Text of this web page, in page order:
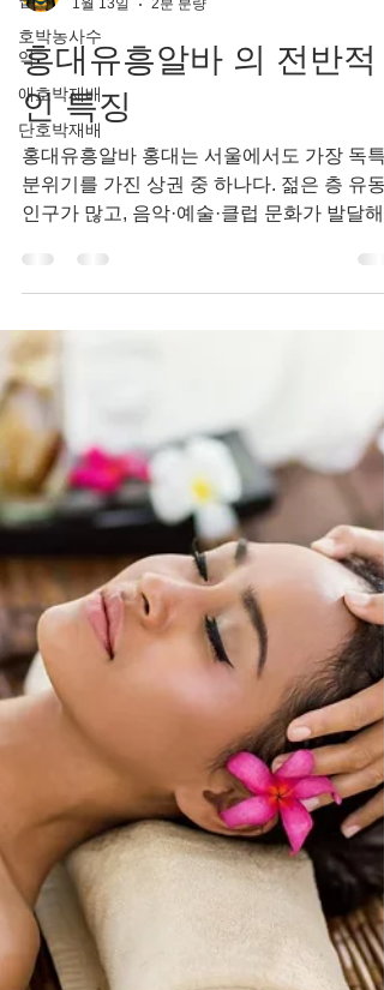
호박농사수
익
애호박재배
단호박재배
1월 13일
홍대유흥알바 의 전반적
인 특징
홍대유흥알바 홍대는 서울에서도 가장 독특한
분위기를 가진 상권 중 하나다. 젊은 층 유동
격을 지니며, 홍대유흥알바 “자유로운 분위
기”, “젊은 손님층”, “변동성 있는 수입”이라는
키워드로 자주 설명된다. 홍대 유흥알바가
떤 특징을 가지고 있는지, 실제로 어떤 사람
게 맞는 선택인지 차근차근 살펴보자. 홍대
흥알바 구인구직 홍대 유흥알바의 전반적인
특징 홍대 유흥알바는 전통적인 유흥 상권과
는 다소 다른 분위기에서 이루어진다. 직장
중심의 상권이라기보다 20~30대 젊은 손님,
친구 모임, 외국인 손님 비중이 높은 편이다.
이로 인해 업소 콘셉트도 비교적 캐주얼하고
자유로운 곳이 많으며, 딱딱한 분위기보다는
편안한 대화와 분위기 메이킹이 중요한 요소
로 작용한다. 수입 구조는 어떻게 되나 홍대